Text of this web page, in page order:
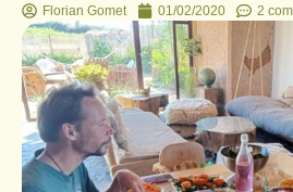
Florian Gomet 01/02/2020 2